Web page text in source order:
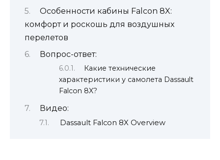
Особенности кабины Falcon 8X:
комфорт и роскошь для воздушных
перелетов
Вопрос-ответ:
Какие технические
характеристики у самолета Dassault
Falcon 8X?
Видео:
Dassault Falcon 8X Overview